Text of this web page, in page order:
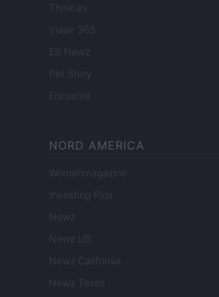
Think.es
Viajar 365
ES Newz
Pet Story
Encocina
NORD AMERICA
Womanmagazine
Investing Plus
Newz
Newz US
Newz California
Newz Texas